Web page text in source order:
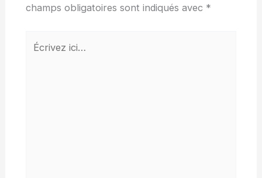
champs obligatoires sont indiqués avec *
Écrivez